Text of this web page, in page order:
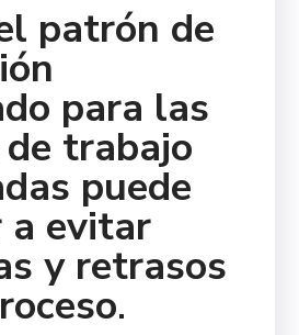
patrón de
para las
trabajo
puede
a evitar
y retrasos
.